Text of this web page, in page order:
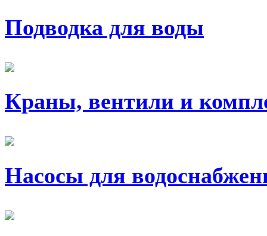
Подводка для воды
Краны, вентили и
Насосы для